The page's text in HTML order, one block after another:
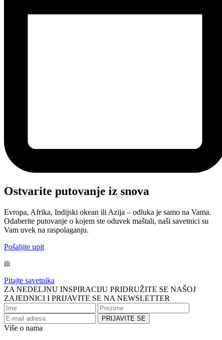
Ostvarite putovanje iz snova
Evropa, Afrika, Indijski okean ili Azija – odluka je samo na Vama.
Odaberite putovanje o kojem ste oduvek maštali, naši savetnici su
Vam uvek na raspolaganju.
Pošaljite upit
ili
Pitajte savetnika
ZA NEDELJNU INSPIRACIJU PRIDRUŽITE SE NAŠOJ
ZAJEDNICI I PRIJAVITE SE NA NEWSLETTER
Više o nama